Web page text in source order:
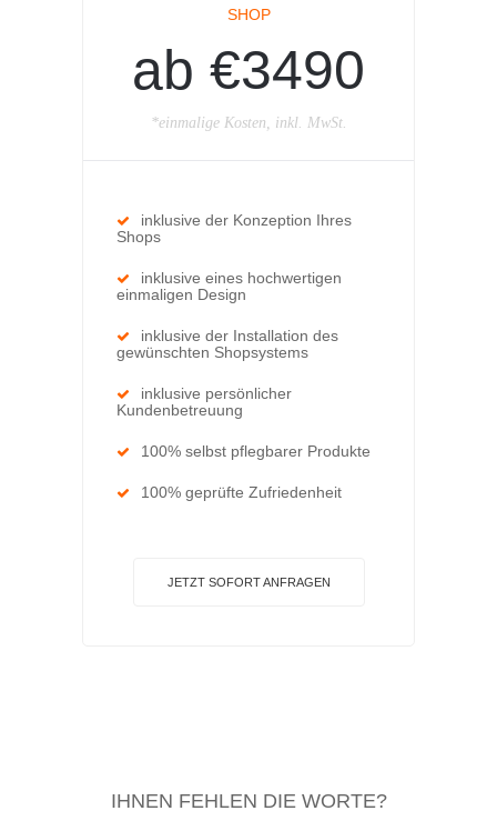
SHOP
ab €3490
*einmalige Kosten, inkl. MwSt.
inklusive der Konzeption Ihres
Shops
inklusive eines hochwertigen
einmaligen Design
inklusive der Installation des
gewünschten Shopsystems
inklusive persönlicher
Kundenbetreuung
100% selbst pflegbarer Produkte
100% geprüfte Zufriedenheit
JETZT SOFORT ANFRAGEN
IHNEN FEHLEN DIE WORTE?